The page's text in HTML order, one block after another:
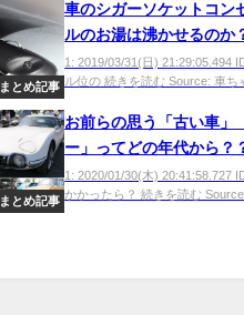
まとめ記事
車のシガーソケットコン
ルのお湯は沸かせるのか
1: 2019/03/31(日) 21:29:05.494
ル位の 続きを読む Source: 車ち
まとめ記事
お前らの思う「古い車」
ー」ってどの年代から？
1: 2020/01/30(木) 20:41:58.727
かかったら？ 続きを読む